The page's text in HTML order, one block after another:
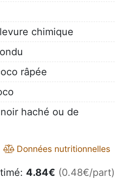
chimique
râpée
haché ou de
Données nutritionnelles
4.84€ (0.48€/part)